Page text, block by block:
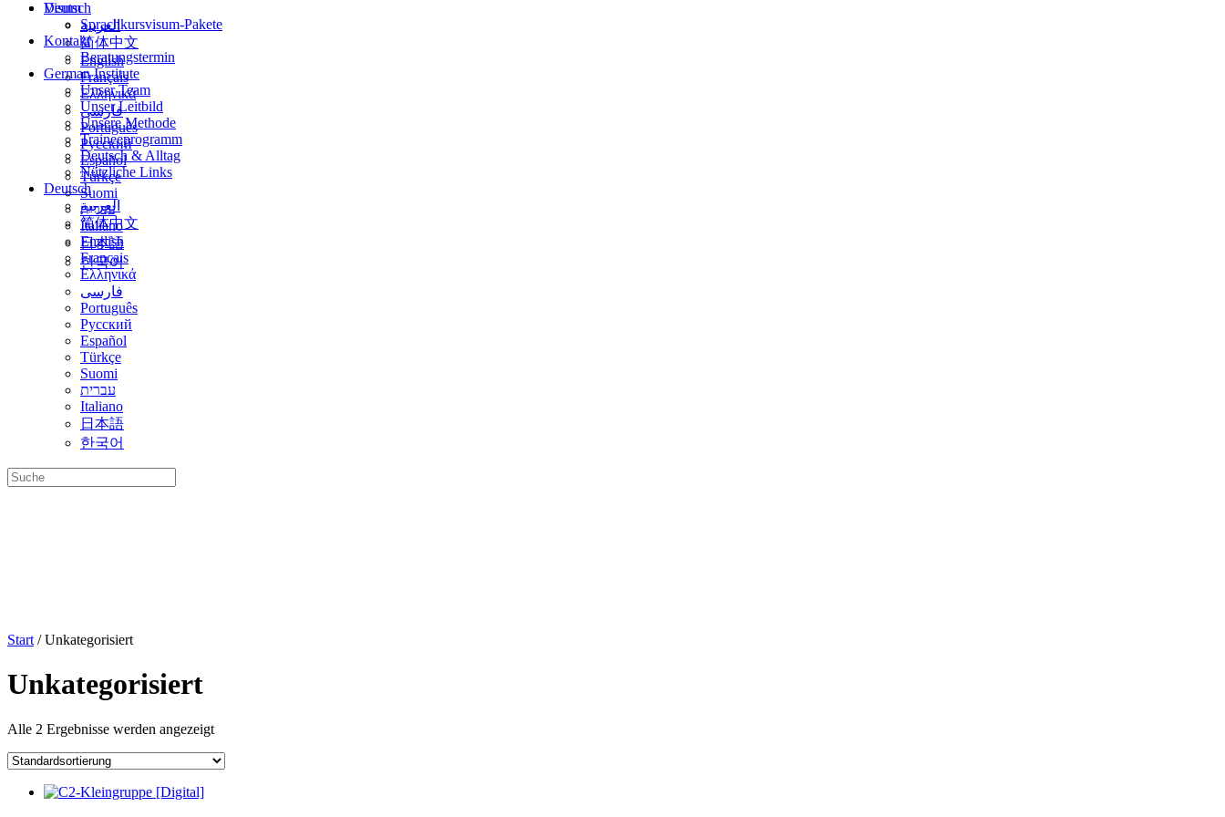
Deutsch
العربية
简体中文
English
Français
Ελληνικά
فارسی
Português
Русский
Español
Türkçe
Suomi
עברית
Italiano
日本語
한국어
Visum
Sprachkursvisum-Pakete
Kontakt
Beratungstermin
German Institute
Unser Team
Unser Leitbild
Unsere Methode
Traineeprogramm
Deutsch & Alltag
Nützliche Links
Deutsch
العربية
简体中文
English
Français
Ελληνικά
فارسی
Português
Русский
Español
Türkçe
Suomi
עברית
Italiano
日本語
한국어
Suche
nach:
Start / Unkategorisiert
Unkategorisiert
Alle 2 Ergebnisse werden angezeigt